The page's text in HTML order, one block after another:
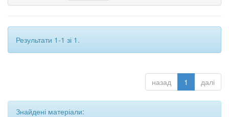
Результати 1-1 зі 1.
назад 1 далі
Знайдені матеріали: